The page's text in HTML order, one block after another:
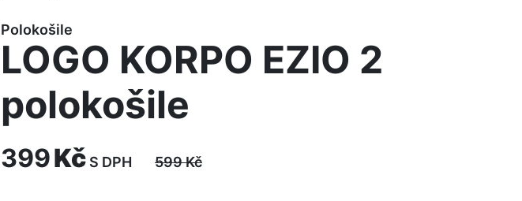
Polokošile
LOGO KORPO EZIO 2
polokošile
399Kč S DPH 599Kč